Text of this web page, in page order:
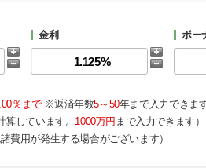
金利 ボー
％まで※返済年数5～50年まで入力できます
算しています。 1000万円 まで入力できます）
費用が発生する場合がございます）